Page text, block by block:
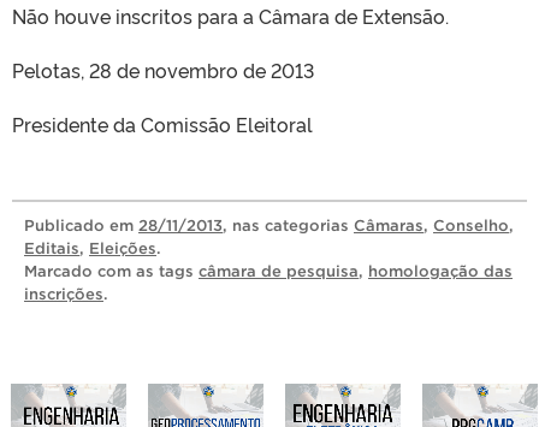
Não houve inscritos para a Câmara de Extensão.
Pelotas, 28 de novembro de 2013
Presidente da Comissão Eleitoral
Publicado em 28/11/2013, nas categorias Câmaras, Conselho,
Editais, Eleições.
Marcado com as tags câmara de pesquisa, homologação das
inscrições.